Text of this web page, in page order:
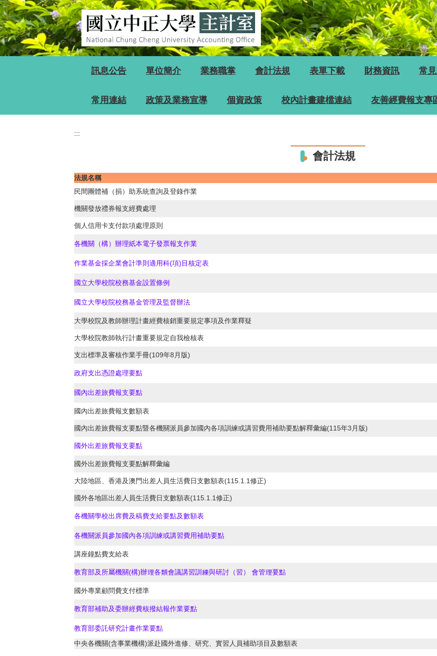
跳
到
主
要
內
容
訊息公告 單位簡介 業務職掌 會計法規 表單下載 財務資訊 常
常用連結 政策及業務宣導 個資政策 校內計畫建檔連結 友善經費報支專
:::
會計法規
法規名稱
民間團體補（捐）助系統查詢及登錄作業
機關發放禮券報支經費處理
個人信用卡支付款項處理原則
各機關（構）辦理紙本電子發票報支作業
作業基金採企業會計準則適用科(項)目核定表
國立大學校院校務基金設置條例
國立大學校院校務基金管理及監督辦法
大學校院及教師辦理計畫經費核銷重要規定事項及作業釋疑
大學校院教師執行計畫重要規定自我檢核表
支出標準及審核作業手冊(109年8月版)
政府支出憑證處理要點
國內出差旅費報支要點
國內出差旅費報支數額表
國內出差旅費報支要點暨各機關派員參加國內各項訓練或講習費用補助要點解釋彙編(115年3月版)
國外出差旅費報支要點
國外出差旅費報支要點解釋彙編
大陸地區、香港及澳門出差人員生活費日支數額表(115.1.1修正)
國外各地區出差人員生活費日支數額表(115.1.1修正)
各機關學校出席費及稿費支給要點及數額表
各機關派員參加國內各項訓練或講習費用補助要點
講座鐘點費支給表
教育部及所屬機關(構)辦理各類會議講習訓練與研討（習） 會管理要點
國外專業顧問費支付標準
教育部補助及委辦經費核撥結報作業要點
教育部委託研究計畫作業要點
中央各機關(含事業機構)派赴國外進修、研究、實習人員補助項目及數額表